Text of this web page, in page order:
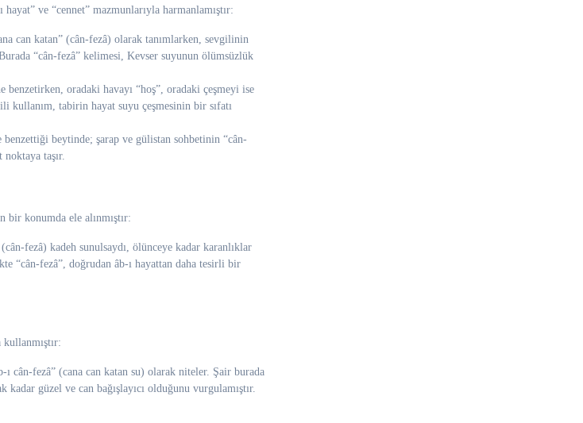
ve “cennet” mazmunlarıyla harmanlamıştır:
can katan” (cân-fezâ) olarak tanımlarken, sevgilinin
“cân-fezâ” kelimesi, Kevser suyunun ölümsüzlük
oradaki havayı “hoş”, oradaki çeşmeyi ise
kullanım, tabirin hayat suyu çeşmesinin bir sıfatı
benzettiği beytinde; şarap ve gülistan sohbetinin “cân-
taşır.
bir konumda ele alınmıştır:
fezâ) kadeh sunulsaydı, ölünceye kadar karanlıklar
“cân-fezâ”, doğrudan âb-ı hayattan daha tesirli bir
cân-fezâ” (cana can katan su) olarak niteler. Şair burada
güzel ve can bağışlayıcı olduğunu vurgulamıştır.